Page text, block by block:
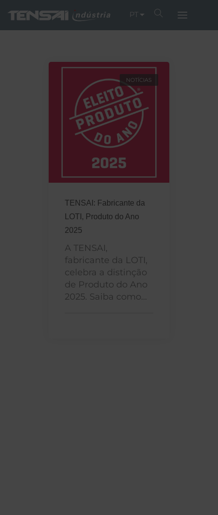
PT
NOTÍCIAS
TENSAI: Fabricante da
LOTI, Produto do Ano
2025
A TENSAI,
fabricante da LOTI,
celebra a distinção
de Produto do Ano
2025. Saiba como...